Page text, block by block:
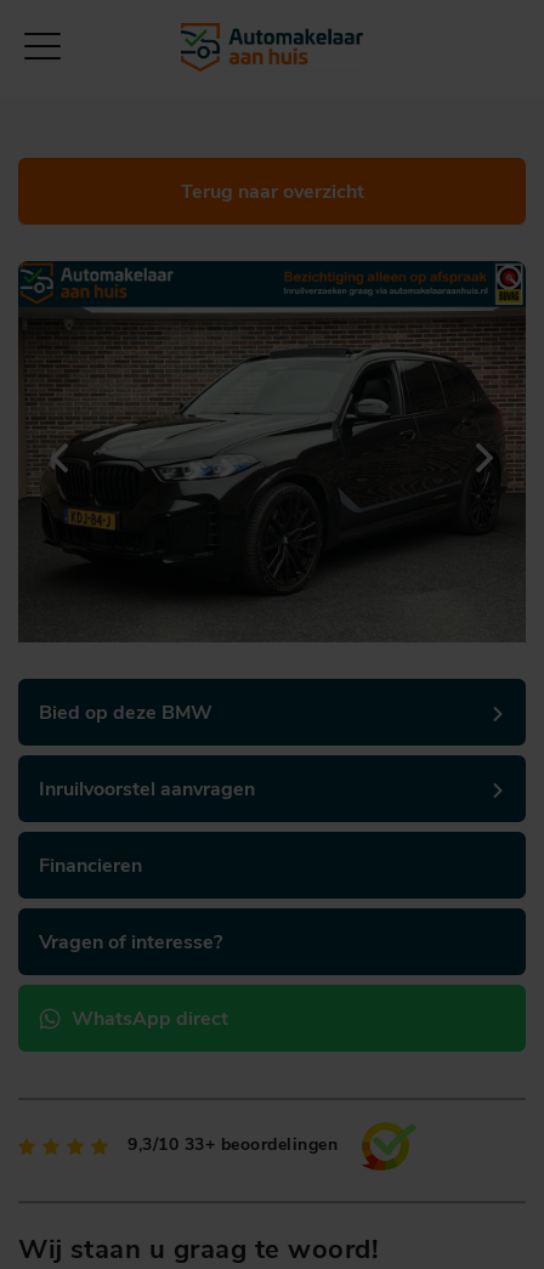
Terug naar overzicht
Bied op deze BMW
Inruilvoorstel aanvragen
Financieren
Vragen of interesse?
WhatsApp direct
9,3/10 33+ beoordelingen
Wij staan u graag te woord!